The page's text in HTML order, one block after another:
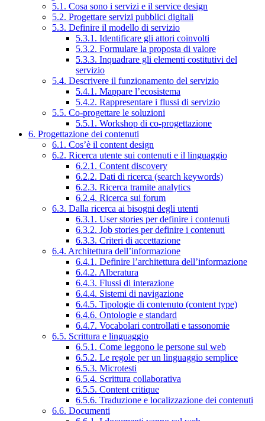
5.1. Cosa sono i servizi e il service design
5.2. Progettare servizi pubblici digitali
5.3. Definire il modello di servizio
5.3.1. Identificare gli attori coinvolti
5.3.2. Formulare la proposta di valore
5.3.3. Inquadrare gli elementi costitutivi del
servizio
5.4. Descrivere il funzionamento del servizio
5.4.1. Mappare l’ecosistema
5.4.2. Rappresentare i flussi di servizio
5.5. Co-progettare le soluzioni
5.5.1. Workshop di co-progettazione
6. Progettazione dei contenuti
6.1. Cos’è il content design
6.2. Ricerca utente sui contenuti e il linguaggio
6.2.1. Content discovery
6.2.2. Dati di ricerca (search keywords)
6.2.3. Ricerca tramite analytics
6.2.4. Ricerca sui forum
6.3. Dalla ricerca ai bisogni degli utenti
6.3.1. User stories per definire i contenuti
6.3.2. Job stories per definire i contenuti
6.3.3. Criteri di accettazione
6.4. Architettura dell’informazione
6.4.1. Definire l’architettura dell’informazione
6.4.2. Alberatura
6.4.3. Flussi di interazione
6.4.4. Sistemi di navigazione
6.4.5. Tipologie di contenuto (content type)
6.4.6. Ontologie e standard
6.4.7. Vocabolari controllati e tassonomie
6.5. Scrittura e linguaggio
6.5.1. Come leggono le persone sul web
6.5.2. Le regole per un linguaggio semplice
6.5.3. Microtesti
6.5.4. Scrittura collaborativa
6.5.5. Content critique
6.5.6. Traduzione e localizzazione dei contenuti
6.6. Documenti